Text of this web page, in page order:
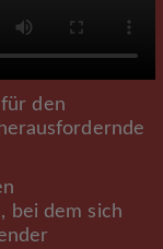
den
herausfordernde
bei dem sich